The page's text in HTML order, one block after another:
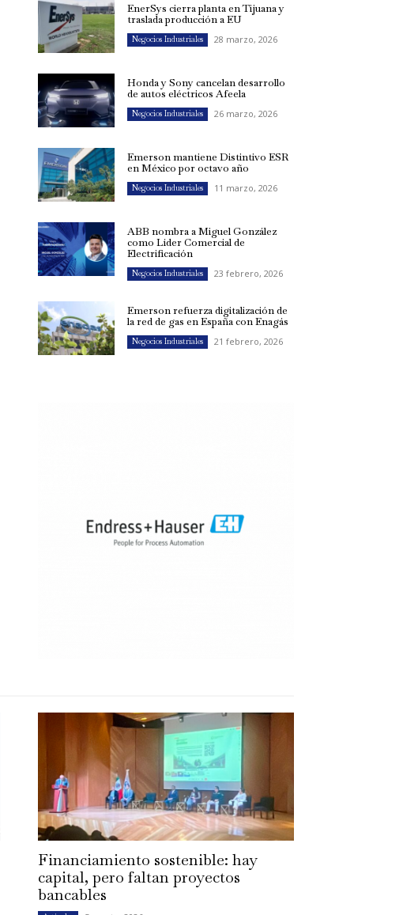
EnerSys cierra planta en Tijuana y
traslada producción a EU
Negocios Industriales 28 marzo, 2026
Honda y Sony cancelan desarrollo
de autos eléctricos Afeela
Negocios Industriales 26 marzo, 2026
Emerson mantiene Distintivo ESR
en México por octavo año
Negocios Industriales 11 marzo, 2026
ABB nombra a Miguel González
como Líder Comercial de
Electrificación
Negocios Industriales 23 febrero, 2026
Emerson refuerza digitalización de
la red de gas en España con Enagás
Negocios Industriales 21 febrero, 2026
Financiamiento sostenible: hay
capital, pero faltan proyectos
bancables